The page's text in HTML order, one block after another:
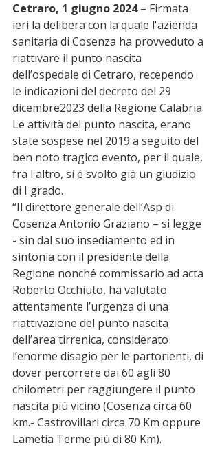
Cetraro, 1 giugno 2024 – Firmata
ieri la delibera con la quale l'azienda
sanitaria di Cosenza ha provveduto a
riattivare il punto nascita
dell’ospedale di Cetraro, recependo
le indicazioni del decreto del 29
dicembre2023 della Regione Calabria.
Le attività del punto nascita, erano
state sospese nel 2019 a seguito del
ben noto tragico evento, per il quale,
fra l'altro, si è svolto già un giudizio
di I grado.
“Il direttore generale dell’Asp di
Cosenza Antonio Graziano – si legge
- sin dal suo insediamento ed in
sintonia con il presidente della
Regione nonché commissario ad acta
Roberto Occhiuto, ha valutato
attentamente l’urgenza di una
riattivazione del punto nascita
dell’area tirrenica, considerato
l’enorme disagio per le partorienti, di
dover percorrere dai 60 agli 80
chilometri per raggiungere il punto
nascita più vicino (Cosenza circa 60
km.- Castrovillari circa 70 Km oppure
Lametia Terme più di 80 Km).